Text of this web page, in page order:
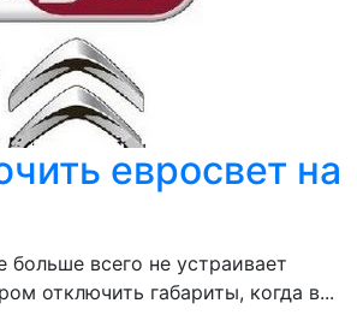
евросвет на
больше всего не устраивает
отключить габариты, когда в...